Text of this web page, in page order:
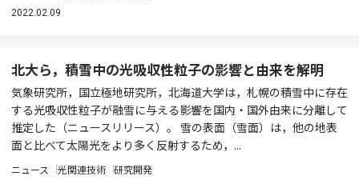
2022.02.09
北大ら，積雪中の光吸収性粒子の影響と由来を解明
気象研究所，国立極地研究所，北海道大学は，札幌の積雪中に存在
する光吸収性粒子が融雪に与える影響を国内・国外由来に分離して
推定した（ニュースリリース）。 雪の表面（雪面）は，他の地表
面と比べて太陽光をより多く反射するため，...
ニュース 光関連技術 研究開発